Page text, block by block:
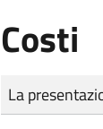
Costi
Tipo di
Importo
La